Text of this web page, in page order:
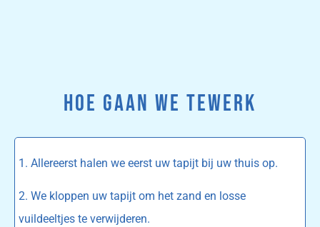
HOE GAAN WE TEWERK
1. Allereerst halen we eerst uw tapijt bij uw thuis op.
2. We kloppen uw tapijt om het zand en losse
vuildeeltjes te verwijderen.